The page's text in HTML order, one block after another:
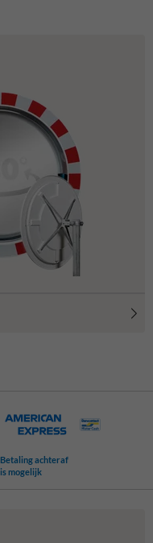
Betaling achteraf
is mogelijk